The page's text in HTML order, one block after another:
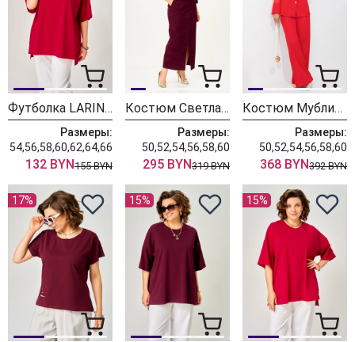
Футболка LARINI 090 красный
Размеры:
54,56,58,60,62,64,66
132 BYN155 BYN
Костюм Светлана-Стиль 2352 бордовый
Размеры:
50,52,54,56,58,60
295 BYN319 BYN
Костюм Мублиз 343
Размеры:
50,52,54,56,58,60
368 BYN392 BYN
17% 15% 15%